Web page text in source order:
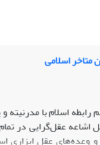
متاخر اسلامی
اسلام با
اشاعه عقل‌گرایی در
عقل ابزاری